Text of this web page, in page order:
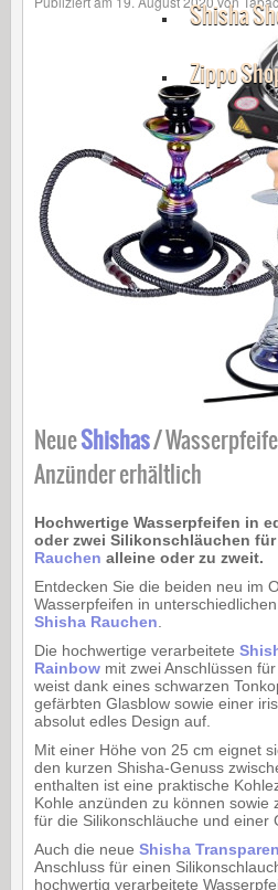
Shisha
Zippo
NeueShishas/
Anzünder erhältlich
Hochwertige Wasserpfeifen in
oder zwei Silikonschläuchen
Rauchen alleine oder zu zweit.
Entdecken Sie die beiden neu im
Wasserpfeifen in
Shisha Rauchen
Die hochwertige verarbeitete
Rainbowmit zwei Anschlüssen für
weist dank eines schwarzen
gefärbten Glasblow sowie einer
absolut edles Design auf.
Mit einer Höhe von 25 cm eignet
den kurzen Shisha-Genuss
enthalten ist eine praktische
Kohle anzünden zu können sowie
für die Silikonschläuche und einer
Auch die neue Shisha
Anschluss für einen
hochwertig verarbeitete